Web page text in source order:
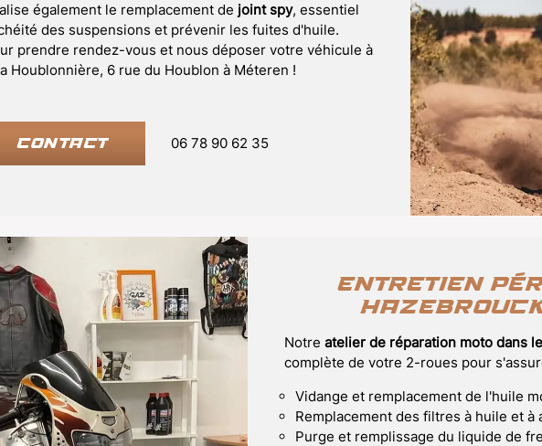
également le remplacement de joint spy, essentiel
des suspensions et prévenir les fuites d'huile.
prendre rendez-vous et nous déposer votre véhicule à
Houblonnière, 6 rue du Houblon à Méteren !
CONTACT 06 78 90 62 35
Entretien
Notre atelier de réparation moto dans
complète de votre 2-roues pour
Vidange et remplacement de l'huile
Remplacement des filtres à huile et à
Purge et remplissage du liquide de